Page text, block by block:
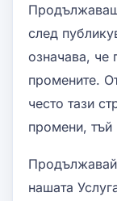
след
означава, че
промените.
често тази
промени, тъй
нашата